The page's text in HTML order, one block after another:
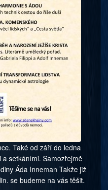
Také od září do ledna
setkáními. Samozřejmě
Áda Inneman Takže již
se budeme na vás těšit.